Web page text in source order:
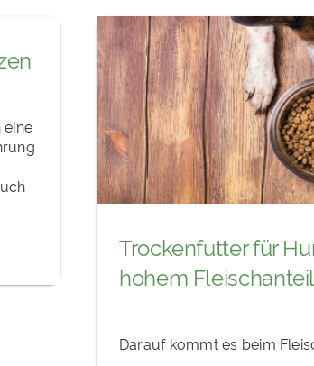
eine
Trockenfutter für
hohem Fleischanteil
Darauf kommt es beim